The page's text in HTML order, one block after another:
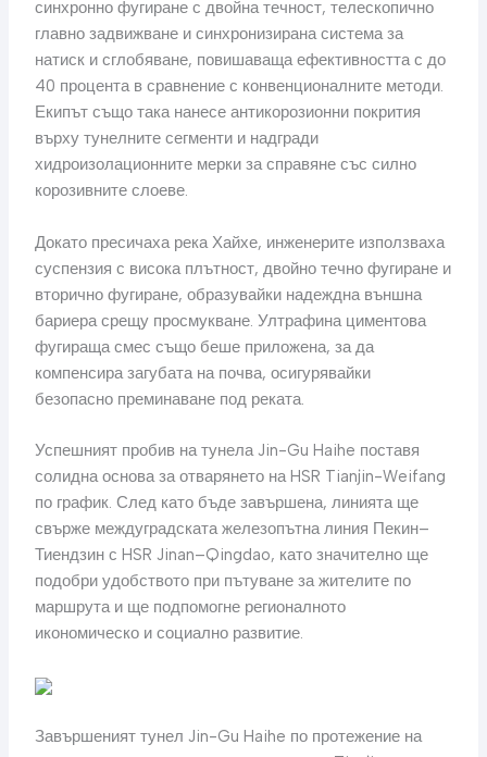
синхронно фугиране с двойна течност, телескопично
главно задвижване и синхронизирана система за
натиск и сглобяване, повишаваща ефективността с до
40 процента в сравнение с конвенционалните методи.
Екипът също така нанесе антикорозионни покрития
върху тунелните сегменти и надгради
хидроизолационните мерки за справяне със силно
корозивните слоеве.
Докато пресичаха река Хайхе, инженерите използваха
суспензия с висока плътност, двойно течно фугиране и
вторично фугиране, образувайки надеждна външна
бариера срещу просмукване. Ултрафина циментова
фугираща смес също беше приложена, за да
компенсира загубата на почва, осигурявайки
безопасно преминаване под реката.
Успешният пробив на тунела Jin-Gu Haihe поставя
солидна основа за отварянето на HSR Tianjin-Weifang
по график. След като бъде завършена, линията ще
свърже междуградската железопътна линия Пекин–
Тиендзин с HSR Jinan–Qingdao, като значително ще
подобри удобството при пътуване за жителите по
маршрута и ще подпомогне регионалното
икономическо и социално развитие.
Завършеният тунел Jin-Gu Haihe по протежение на